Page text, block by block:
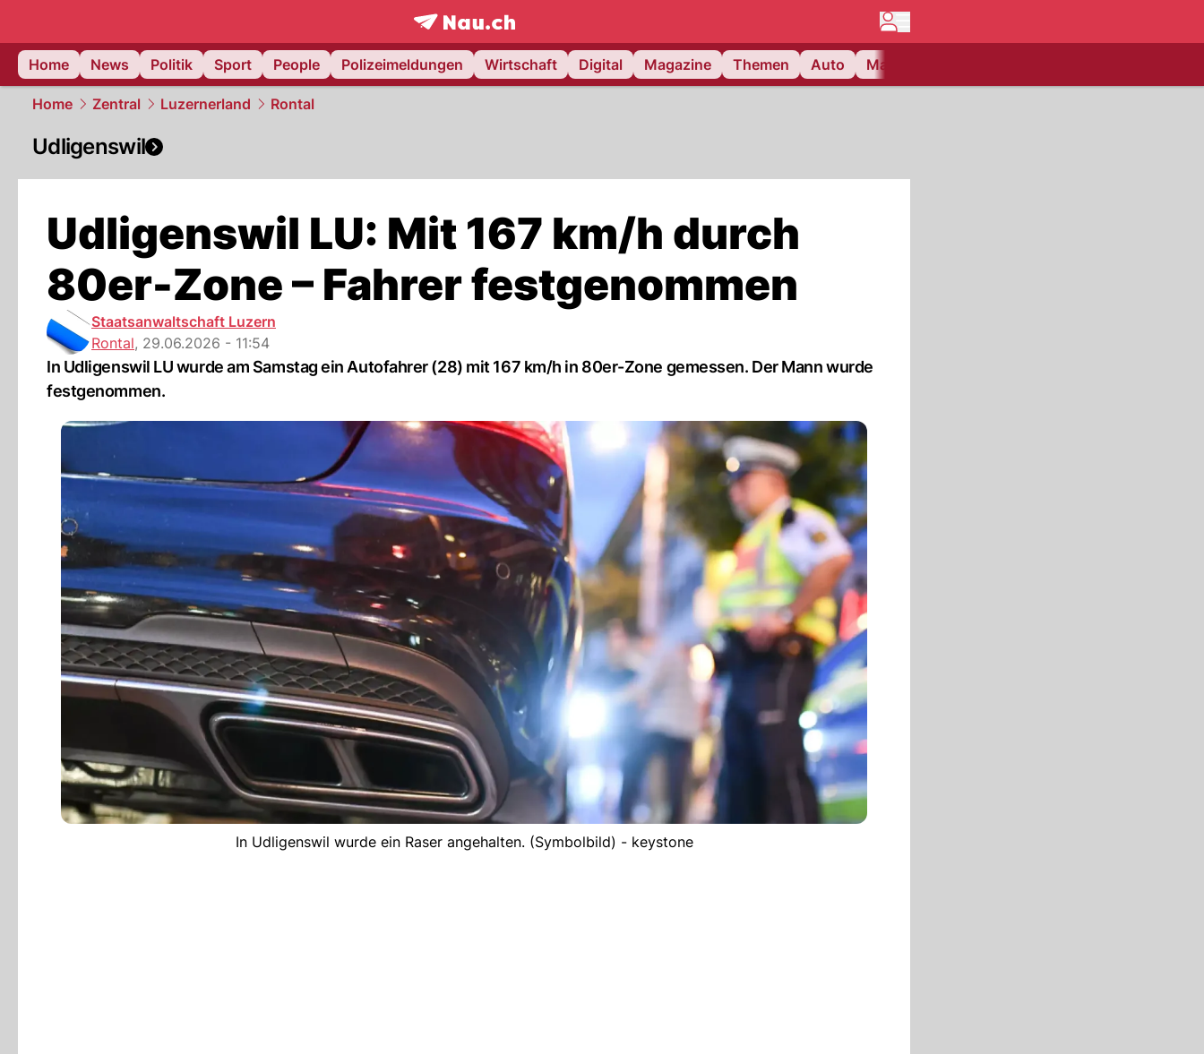
frontpage.NAU.ch
Home
News Politik Sport People Polizeimeldungen Wirtschaft Digital Magazine Themen Auto Matchcenter
Home Zentral Luzernerland Rontal
Udligenswil
Udligenswil LU: Mit 167 km/h durch
80er-Zone – Fahrer festgenommen
Staatsanwaltschaft Luzern
Rontal, 29.06.2026 - 11:54
In Udligenswil LU wurde am Samstag ein Autofahrer (28) mit 167 km/h in 80er-Zone gemessen. Der Mann wurde
festgenommen.
In Udligenswil wurde ein Raser angehalten. (Symbolbild) - keystone